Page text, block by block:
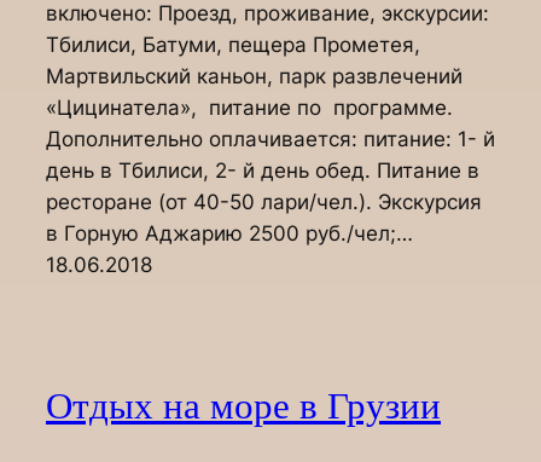
включено: Проезд, проживание, экскурсии:
Тбилиси, Батуми, пещера Прометея,
Мартвильский каньон, парк развлечений
«Цицинатела», питание по программе.
Дополнительно оплачивается: питание: 1- й
день в Тбилиси, 2- й день обед. Питание в
ресторане (от 40-50 лари/чел.). Экскурсия
в Горную Аджарию 2500 руб./чел;…
18.06.2018
Отдых на море в Грузии